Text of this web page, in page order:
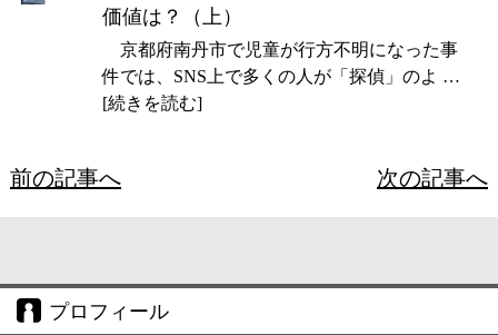
価値は？（上）
京都府南丹市で児童が行方不明になった事
件では、SNS上で多くの人が「探偵」のよ …
[続きを読む]
前の記事へ 次の記事へ
プロフィール